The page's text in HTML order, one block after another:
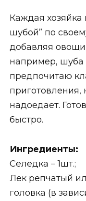
Каждая хозяйка
шубой” по
добавляя
например, шуба
предпочитаю
приготовления,
надоедает.
быстро.
Ингредиенты:
Селедка – 1шт.;
Лек репчатый
головка (в